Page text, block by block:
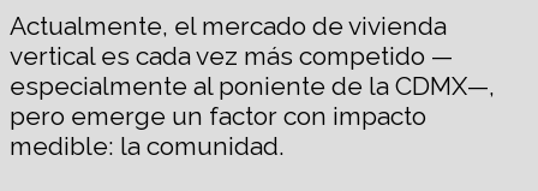
Actualmente, el mercado de vivienda
vertical es cada vez más competido —
especialmente al poniente de la CDMX—,
pero emerge un factor con impacto
medible: la comunidad.